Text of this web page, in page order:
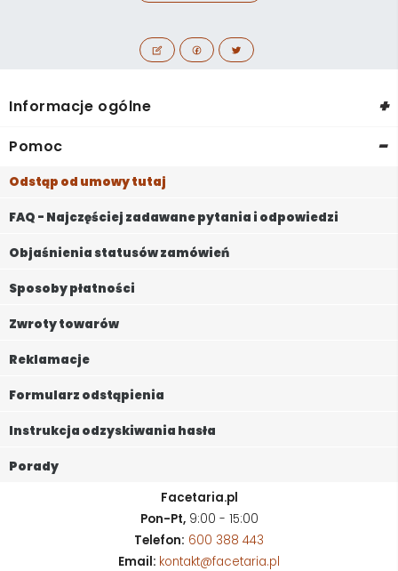
Informacje ogólne +
Pomoc -
Odstąp od umowy tutaj
FAQ - Najczęściej zadawane pytania i odpowiedzi
Objaśnienia statusów zamówień
Sposoby płatności
Zwroty towarów
Reklamacje
Formularz odstąpienia
Instrukcja odzyskiwania hasła
Porady
Facetaria.pl
Pon-Pt,9:00 - 15:00
Telefon: 600 388 443
Email: kontakt@facetaria.pl